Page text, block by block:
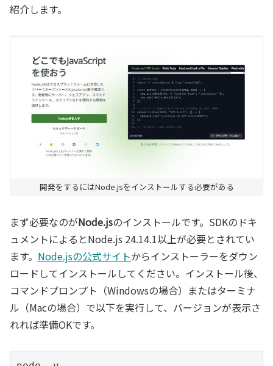
紹介します。
開発をするにはNode.jsをインストールする必要がある
まず必要なのがNode.jsのインストールです。SDKのドキ
ュメントによるとNode.js 24.14.1以上が必要とされてい
ます。 Node.jsの公式サイトからインストーラーをダウン
ロードしてインストールしてください。インストール後、
コマンドプロンプト（Windowsの場合）またはターミナ
ル（Macの場合）で以下を実行して、バージョンが表示さ
れれば準備OKです。